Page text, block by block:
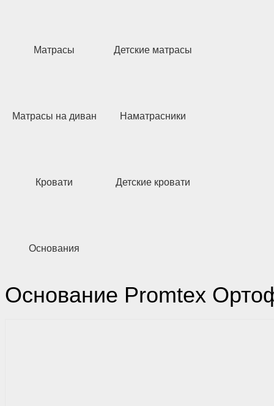
Матрасы Детские матрасы
Матрасы на диван Наматрасники
Кровати Детские кровати
Основания
Основание Promtex